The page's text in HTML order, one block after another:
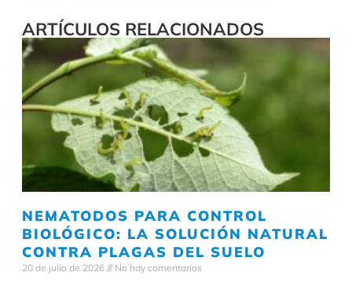
ARTÍCULOS RELACIONADOS
NEMATODOS PARA CONTROL
BIOLÓGICO: LA SOLUCIÓN NATURAL
CONTRA PLAGAS DEL SUELO
20 de julio de 2026 No hay comentarios